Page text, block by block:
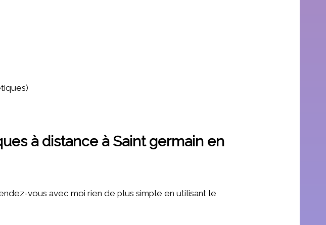
à distance à Saint germain en
vous avec moi rien de plus simple en utilisant le